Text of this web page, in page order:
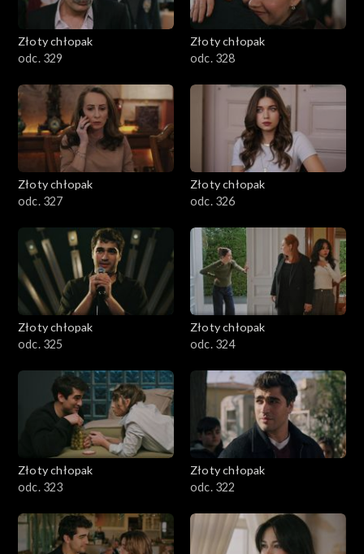
Złoty chłopak
odc. 329
Złoty chłopak
odc. 328
Złoty chłopak
odc. 327
Złoty chłopak
odc. 326
Złoty chłopak
odc. 325
Złoty chłopak
odc. 324
Złoty chłopak
odc. 323
Złoty chłopak
odc. 322